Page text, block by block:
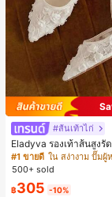
#ส้นเท้าไก่
Eladyva รองเท้าส้นสูงรั
กไม้ประดับตาข่ายเสริมแ
มได้สองแบบ ส้นสูง 7 ซม
#1 ขายดี ใน สง่างาม ปั๊มผู้
500+ sold
฿305 -10%